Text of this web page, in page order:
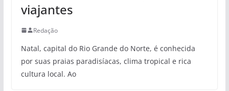
viajantes
Redação
Natal, capital do Rio Grande do Norte, é conhecida
por suas praias paradisíacas, clima tropical e rica
cultura local. Ao